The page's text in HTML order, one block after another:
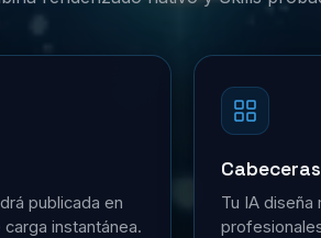
publicada en
instantánea.
Tu IA